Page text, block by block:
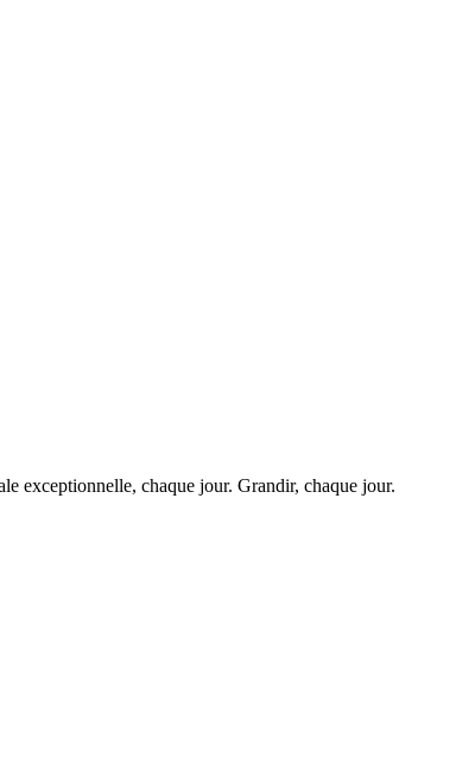
exceptionnelle, chaque jour. Grandir, chaque jour.